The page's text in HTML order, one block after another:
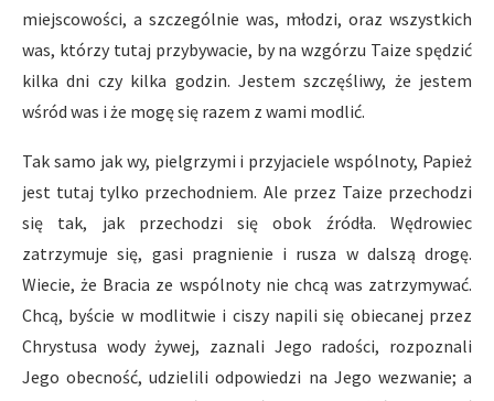
miejscowości, a szczególnie was, młodzi, oraz wszystkich
was, którzy tutaj przybywacie, by na wzgórzu Taize spędzić
kilka dni czy kilka godzin. Jestem szczęśliwy, że jestem
wśród was i że mogę się razem z wami modlić.
Tak samo jak wy, pielgrzymi i przyjaciele wspólnoty, Papież
jest tutaj tylko przechodniem. Ale przez Taize przechodzi
się tak, jak przechodzi się obok źródła. Wędrowiec
zatrzymuje się, gasi pragnienie i rusza w dalszą drogę.
Wiecie, że Bracia ze wspólnoty nie chcą was zatrzymywać.
Chcą, byście w modlitwie i ciszy napili się obiecanej przez
Chrystusa wody żywej, zaznali Jego radości, rozpoznali
Jego obecność, udzielili odpowiedzi na Jego wezwanie; a